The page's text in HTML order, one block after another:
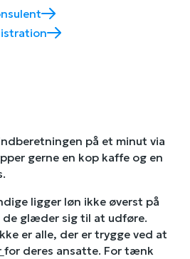
på et minut via
gerne en kop kaffe og en
ligger løn ikke øverst på
de glæder sig til at udføre.
er alle, der er trygge ved at
for deres ansatte. For tænk